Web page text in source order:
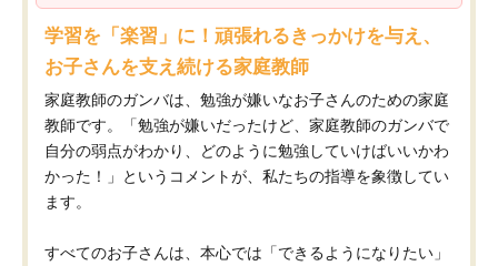
学習を「楽習」に！頑張れるきっかけを与え、
お子さんを支え続ける家庭教師
家庭教師のガンバは、勉強が嫌いなお子さんのための家庭
教師です。「勉強が嫌いだったけど、家庭教師のガンバで
自分の弱点がわかり、どのように勉強していけばいいかわ
かった！」というコメントが、私たちの指導を象徴してい
ます。
すべてのお子さんは、本心では「できるようになりたい」